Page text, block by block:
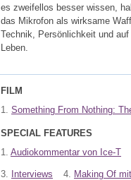
es zweifellos besser wissen,
das Mikrofon als wirksame
Technik, Persönlichkeit und
Leben.
FILM
1.
Something From Nothing:
SPECIAL FEATURES
1. Audiokommentar von Ice-T
3. Interviews 4. Making Of